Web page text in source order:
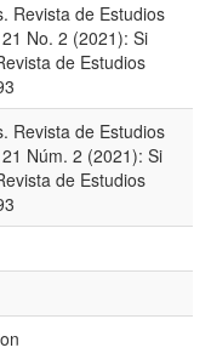
Revista de Estudios
No. 2 (2021): Si
de Estudios
Revista de Estudios
Núm. 2 (2021): Si
de Estudios